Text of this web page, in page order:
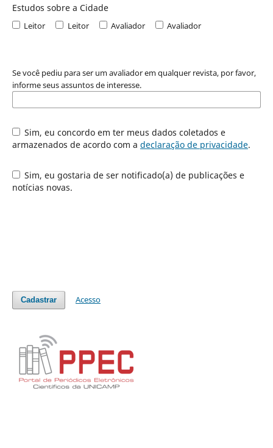
Estudos sobre a Cidade
Leitor Leitor Avaliador Avaliador
Se você pediu para ser um avaliador em qualquer revista, por favor,
informe seus assuntos de interesse.
Sim, eu concordo em ter meus dados coletados e
armazenados de acordo com a declaração de privacidade.
Sim, eu gostaria de ser notificado(a) de publicações e
notícias novas.
Cadastrar Acesso